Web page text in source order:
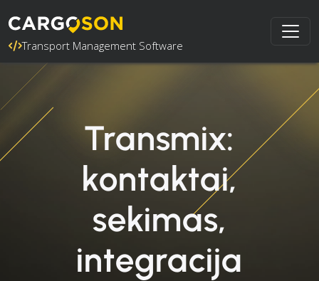
Transport Management Software
Transmix:
kontaktai,
sekimas,
integracija